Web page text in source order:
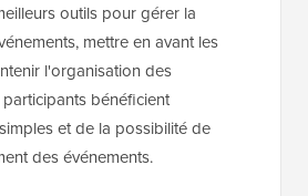
outils pour gérer la
mettre en avant les
l'organisation des
bénéficient
et de la possibilité de
des événements.